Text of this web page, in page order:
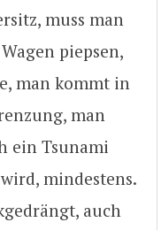
muss man
piepsen,
man kommt in
man
ein Tsunami
mindestens.
auch